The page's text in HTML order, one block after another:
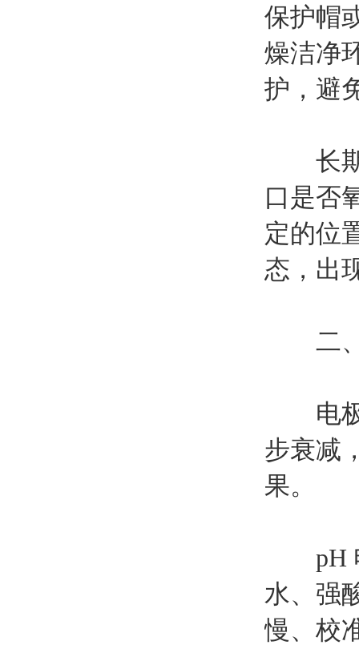
保护帽
燥洁净
护，避
长期
口是否
定的位
态，出
二、
电极
步衰减
果。
pH 电
水、强
慢、校